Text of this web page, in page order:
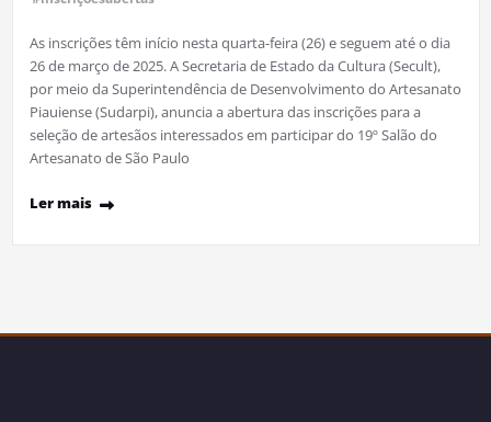
As inscrições têm início nesta quarta-feira (26) e seguem até o dia
26 de março de 2025. A Secretaria de Estado da Cultura (Secult),
por meio da Superintendência de Desenvolvimento do Artesanato
Piauiense (Sudarpi), anuncia a abertura das inscrições para a
seleção de artesãos interessados em participar do 19º Salão do
Artesanato de São Paulo
Ler mais